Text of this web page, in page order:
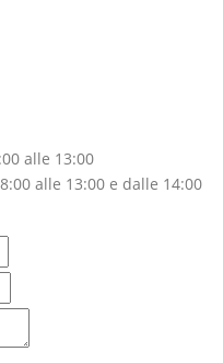
alle 13:00
alle 13:00 e dalle 14:00